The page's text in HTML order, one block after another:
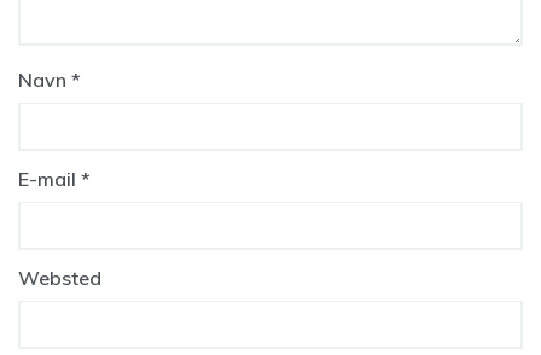
Navn *
E-mail *
Websted